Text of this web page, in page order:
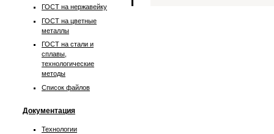
ГОСТ на нержавейку
ГОСТ на цветные
металлы
ГОСТ на стали и
сплавы,
технологические
методы
Список файлов
Документация
Технологии